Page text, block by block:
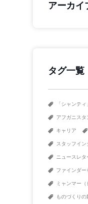
アーカイ
タグ一覧
「シャンテ
アフガニスタ
キャリア
スタッフイン
ニュースレタ
ファインダー
ミャンマー
ものづくりの